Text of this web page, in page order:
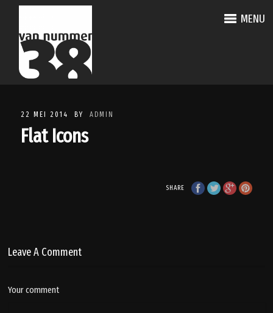
MENU
22 MEI 2014 BY ADMIN
Flat Icons
SHARE
Leave A Comment
Your comment